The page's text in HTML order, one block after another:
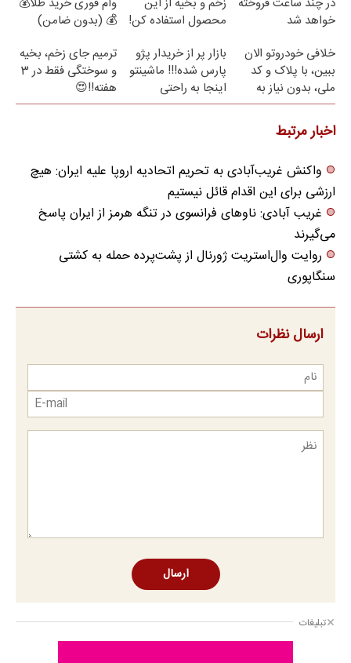
خواهد شد
محصول استفاده کن!
💰 (بدون ضامن)
خلافی خودروتو الان
ببین، با پلاک و کد
ملی، بدون نیاز به
مراجعه حضوری
بازار پر از خریدار پژو
پارس شده!!! ماشینتو
اینجا به راحتی
بفروش
ترمیم جای زخم، بخیه
و سوختگی فقط در 3
هفته!!😍
اخبار مرتبط
واکنش غریب‌آبادی به تحریم اتحادیه اروپا علیه ایران: هیچ
ارزشی برای این اقدام قائل نیستیم
غریب آبادی: ناوهای فرانسوی در تنگه هرمز از ایران پاسخ
می‌گیرند
روایت وال‌استریت ژورنال از پشت‌پرده حمله به کشتی
سنگاپوری
ارسال نظرات
ارسال
تبلیغات